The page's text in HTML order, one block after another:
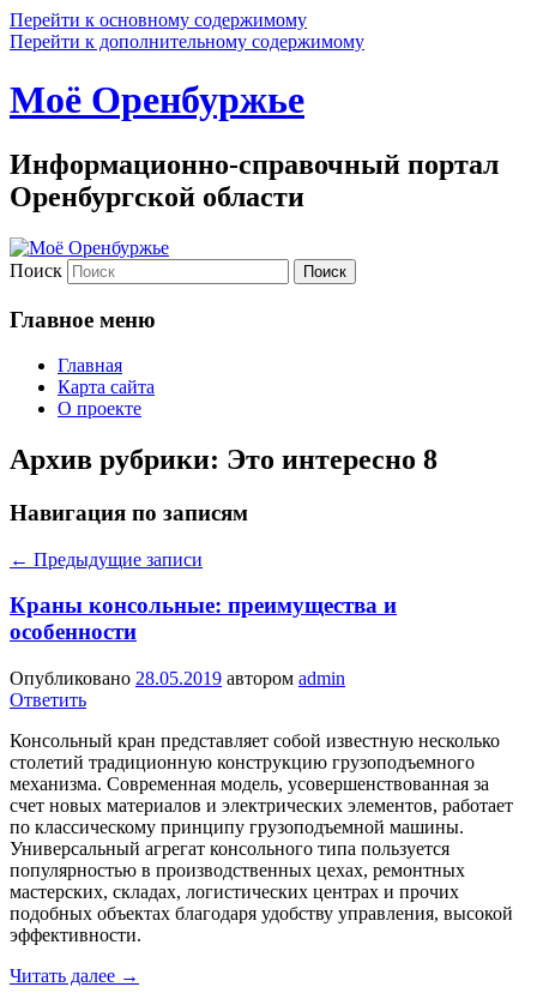
Перейти к основному содержимому
Перейти к дополнительному содержимому
Моё Оренбуржье
Информационно-справочный портал
Оренбургской области
Поиск
Главное меню
Главная
Карта сайта
О проекте
Архив рубрики: Это интересно 8
Навигация по записям
← Предыдущие записи
Краны консольные: преимущества и
особенности
Опубликовано 28.05.2019 автором admin
Ответить
Консольный кран представляет собой известную несколько
столетий традиционную конструкцию грузоподъемного
механизма. Современная модель, усовершенствованная за
счет новых материалов и электрических элементов, работает
по классическому принципу грузоподъемной машины.
Универсальный агрегат консольного типа пользуется
популярностью в производственных цехах, ремонтных
мастерских, складах, логистических центрах и прочих
подобных объектах благодаря удобству управления, высокой
эффективности.
Читать далее →